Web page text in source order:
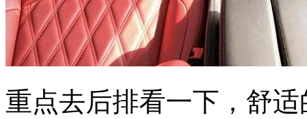
重点去后排看一下，舒